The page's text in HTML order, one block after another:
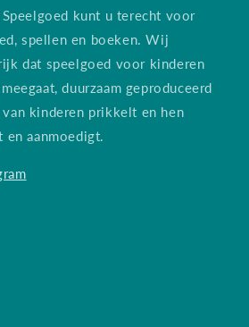
kunt u terecht voor
spellen en boeken. Wij
dat speelgoed voor kinderen
duurzaam geproduceerd
kinderen prikkelt en hen
en aanmoedigt.